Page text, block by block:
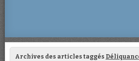
Archives des articles taggés